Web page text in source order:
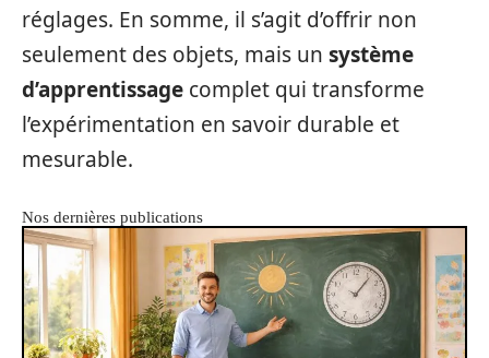
réglages. En somme, il s’agit d’offrir non
seulement des objets, mais un système
d’apprentissage complet qui transforme
l’expérimentation en savoir durable et
mesurable.
Nos dernières publications